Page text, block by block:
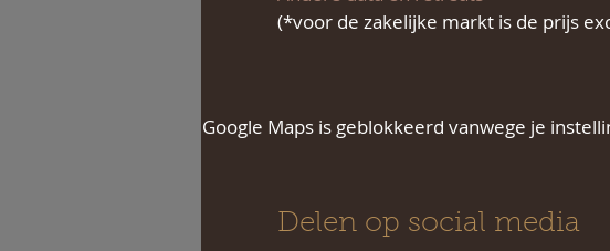
(*voor de zakelijke markt is de prijs
Google Maps is geblokkeerd vanwege je
Delen op social media